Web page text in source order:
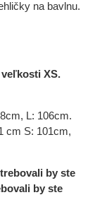
na bavlnu.
veľkosti XS.
L: 106cm.
cm S: 101cm,
by ste
by ste